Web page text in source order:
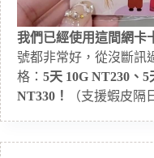
我們已經使用這間網卡
號都非常好，從沒斷訊
格： 5天 10G NT230、
NT330！
（支援蝦皮隔